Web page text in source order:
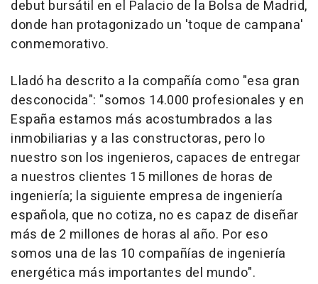
debut bursátil en el Palacio de la Bolsa de Madrid,
donde han protagonizado un 'toque de campana'
conmemorativo.
Lladó ha descrito a la compañía como "esa gran
desconocida": "somos 14.000 profesionales y en
España estamos más acostumbrados a las
inmobiliarias y a las constructoras, pero lo
nuestro son los ingenieros, capaces de entregar
a nuestros clientes 15 millones de horas de
ingeniería; la siguiente empresa de ingeniería
española, que no cotiza, no es capaz de diseñar
más de 2 millones de horas al año. Por eso
somos una de las 10 compañías de ingeniería
energética más importantes del mundo".